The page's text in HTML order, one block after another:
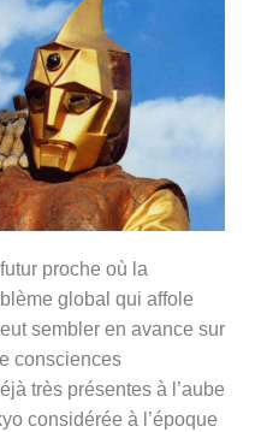
proche où la
global qui affole
sembler en avance sur
consciences
très présentes à l’aube
considérée à l’époque